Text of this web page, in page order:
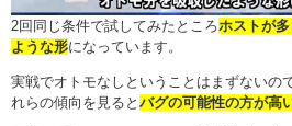
2回同じ条件で試してみたところホストが
ような形になっています。
実戦でオトモなしということはまずないの
れらの傾向を見ると バグの可能性の方が高